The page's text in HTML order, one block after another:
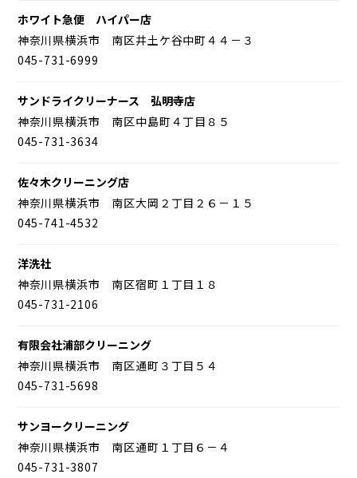
ホワイト急便 ハイパー店
神奈川県横浜市 南区井土ケ谷中町４４－３
045-731-6999
サンドライクリーナース 弘明寺店
神奈川県横浜市 南区中島町４丁目８５
045-731-3634
佐々木クリーニング店
神奈川県横浜市 南区大岡２丁目２６－１５
045-741-4532
洋洗社
神奈川県横浜市 南区宿町１丁目１８
045-731-2106
有限会社浦部クリーニング
神奈川県横浜市 南区通町３丁目５４
045-731-5698
サンヨークリーニング
神奈川県横浜市 南区通町１丁目６－４
045-731-3807